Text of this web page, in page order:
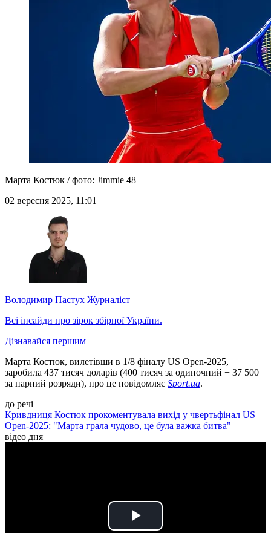
Марта Костюк / фото: Jimmie 48
02 вересня 2025, 11:01
Володимир Пастух Журналіст
Всі інсайди про зірок збірної України.
Дізнавайся першим
Марта Костюк, вилетівши в 1/8 фіналу US Open-2025,
заробила 437 тисяч доларів (400 тисяч за одиночний + 37 500
за парний розряди), про це повідомляє Sport.ua.
до речі
Кривдниця Костюк прокоментувала вихід у чвертьфінал US
Open-2025: "Марта грала чудово, це була важка битва"
відео дня